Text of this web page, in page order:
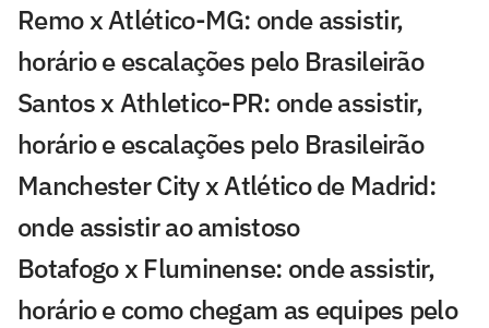
Remo x Atlético-MG: onde assistir,
horário e escalações pelo Brasileirão
Santos x Athletico-PR: onde assistir,
horário e escalações pelo Brasileirão
Manchester City x Atlético de Madrid:
onde assistir ao amistoso
Botafogo x Fluminense: onde assistir,
horário e como chegam as equipes pelo